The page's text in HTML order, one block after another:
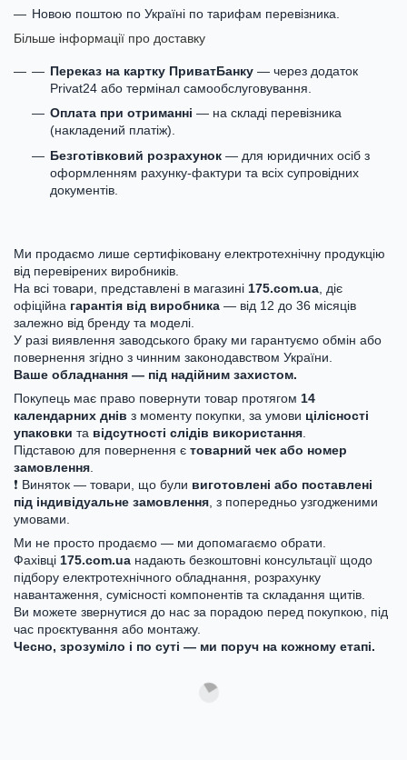
Новою поштою по Україні по тарифам перевізника.
Більше інформації про доставку
Переказ на картку ПриватБанку — через додаток
Privat24 або термінал самообслуговування.
Оплата при отриманні — на складі перевізника
(накладений платіж).
Безготівковий розрахунок — для юридичних осіб з
оформленням рахунку-фактури та всіх супровідних
документів.
Ми продаємо лише сертифіковану електротехнічну продукцію
від перевірених виробників.
На всі товари, представлені в магазині 175.com.ua , діє
офіційна гарантія від виробника — від 12 до 36 місяців
залежно від бренду та моделі.
У разі виявлення заводського браку ми гарантуємо обмін або
повернення згідно з чинним законодавством України.
Ваше обладнання — під надійним захистом.
Покупець має право повернути товар протягом 14
календарних днів з моменту покупки, за умови цілісності
упаковки та відсутності слідів використання
Підставою для повернення є товарний чек або номер
замовлення
❗ Виняток — товари, що були виготовлені або поставлені
під індивідуальне замовлення , з попередньо узгодженими
умовами.
Ми не просто продаємо — ми допомагаємо обрати.
Фахівці 175.com.ua надають безкоштовні консультації щодо
підбору електротехнічного обладнання, розрахунку
навантаження, сумісності компонентів та складання щитів.
Ви можете звернутися до нас за порадою перед покупкою, під
час проєктування або монтажу.
Чесно, зрозуміло і по суті — ми поруч на кожному етапі.